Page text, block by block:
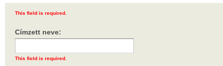
This field is required.
Címzett neve:
This field is required.